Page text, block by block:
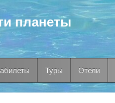
планеты
Туры Отели